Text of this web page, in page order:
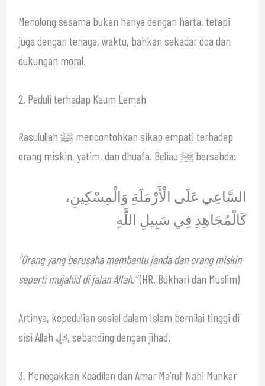
Menolong sesama bukan hanya dengan harta, tetapi
juga dengan tenaga, waktu, bahkan sekadar doa dan
dukungan moral.
2. Peduli terhadap Kaum Lemah
Rasulullah ﷺ mencontohkan sikap empati terhadap
orang miskin, yatim, dan dhuafa. Beliau ﷺ bersabda:
السَّاعِي عَلَى الْأَرْمَلَةِ وَالْمِسْكِينِ،
كَالْمُجَاهِدِ فِي سَبِيلِ اللَّهِ
“Orang yang berusaha membantu janda dan orang miskin
seperti mujahid di jalan Allah.”(HR. Bukhari dan Muslim)
Artinya, kepedulian sosial dalam Islam bernilai tinggi di
sisi Allah ﷻ, sebanding dengan jihad.
3. Menegakkan Keadilan dan Amar Ma’ruf Nahi Munkar